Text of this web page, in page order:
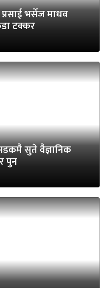
भर्सेज माधव
टक्कर
सुते वैज्ञानिक
पुन